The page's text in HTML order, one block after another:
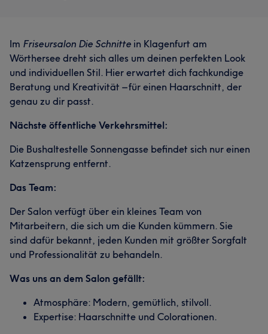
Im Friseursalon Die Schnitte in Klagenfurt am
Wörthersee dreht sich alles um deinen perfekten Look
und individuellen Stil. Hier erwartet dich fachkundige
Beratung und Kreativität – für einen Haarschnitt, der
genau zu dir passt.
Nächste öffentliche Verkehrsmittel:
Die Bushaltestelle Sonnengasse befindet sich nur einen
Katzensprung entfernt.
Das Team:
Der Salon verfügt über ein kleines Team von
Mitarbeitern, die sich um die Kunden kümmern. Sie
sind dafür bekannt, jeden Kunden mit größter Sorgfalt
und Professionalität zu behandeln.
Was uns an dem Salon gefällt:
Atmosphäre: Modern, gemütlich, stilvoll.
Expertise: Haarschnitte und Colorationen.